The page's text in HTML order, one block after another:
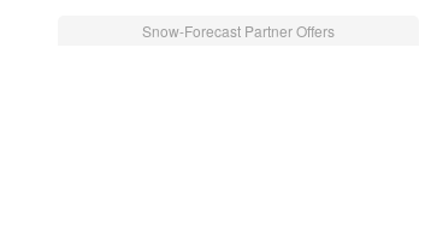
Snow-Forecast Partner Offers